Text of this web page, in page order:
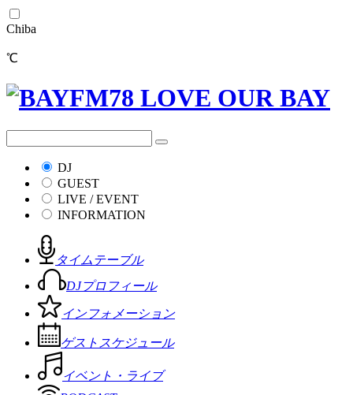
Chiba
℃
DJ
GUEST
LIVE / EVENT
INFORMATION
タイムテーブル
DJプロフィール
インフォメーション
ゲストスケジュール
イベント・ライブ